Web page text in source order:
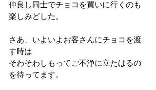
仲良し同士でチョコを買いに行くのも
楽しみどした。
さあ、いよいよお客さんにチョコを渡
す時は
そわそわしもってご不浄に立たはるの
を待ってます。